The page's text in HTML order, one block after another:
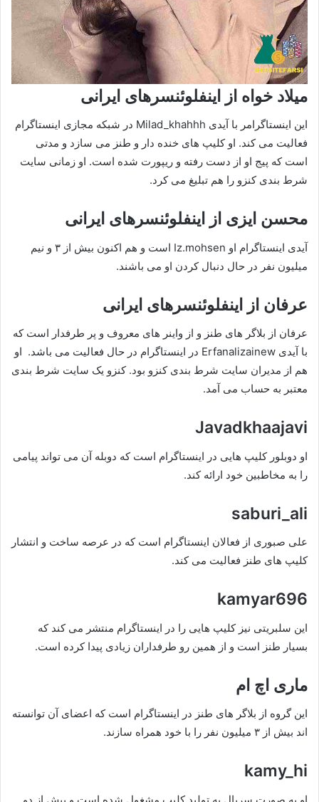
میلاد خواه از اینفلوئنسرهای ایرانی
این اینستاگرامر با آیدی Milad_khahhh در شبکه مجازی اینستاگرام
فعالیت می کند. او کلیپ های خنده دار و طنز می سازد و مدتی
است که پیج او از دست رفته و ریپورت شده است. او زمانی سایت
شرط بندی کنزو را هم تبلیغ می کرد.
محسن ایزی از اینفلوئنسرهای ایرانی
آیدی اینستاگرام او Iz.mohsen است و هم اکنون بیش از ۳ و نیم
میلیون نفر در حال دنبال کردن او می باشند.
عرفان از اینفلوئنسرهای ایرانی
عرفان از بلاگر های طنز و از واینر های معروف و پر طرفدار است که
با آیدی Erfanalizainew در اینستاگرام در حال فعالیت می باشد. او
هم از مدیران سایت شرط بندی کنزو بود. کنزو یک سایت شرط بندی
معتبر به حساب می آمد.
Javadkhaajavi
او دوبلور کلیپ هایی در اینستاگرام است که دوبله آن می تواند پیامی
را به مخاطبین خود ارائه کند.
saburi_ali
علی صبوری از فعالان اینستاگرام است که در عرصه ساخت و انتشار
کلیپ های طنز فعالیت می کند.
kamyar696
این سلبریتی نیز کلیپ هایی را در اینستاگرام منتشر می کند که
بسیار طنز است و از همین رو طرفداران زیادی پیدا کرده است.
ماری اچ ام
این گروه از بلاگر های طنز در اینستاگرام است که اعضای آن توانسته
اند بیش از ۳ میلیون نفر را با خود همراه سازند.
kamy_hi